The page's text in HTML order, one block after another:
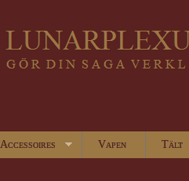
Accessoires Vapen Tält